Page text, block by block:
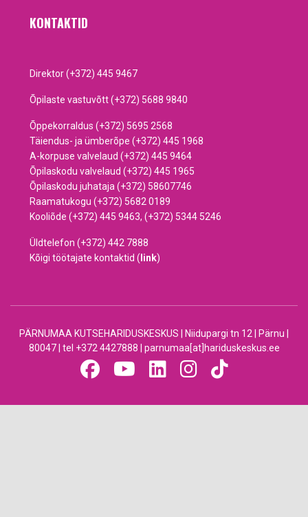
KONTAKTID
Direktor (+372) 445 9467
Õpilaste vastuvõtt (+372) 5688 9840
Õppekorraldus (+372) 5695 2568
Täiendus- ja ümberõpe (+372) 445 1968
A-korpuse valvelaud (+372) 445 9464
Õpilaskodu valvelaud (+372) 445 1965
Õpilaskodu juhataja (+372) 58607746
Raamatukogu (+372) 5682 0189
Kooliõde (+372) 445 9463, (+372) 5344 5246
Üldtelefon (+372) 442 7888
Kõigi töötajate kontaktid ( link)
PÄRNUMAA KUTSEHARIDUSKESKUS | Niidupargi tn 12 | Pärnu |
80047 | tel +372 4427888 | parnumaa[at]hariduskeskus.ee